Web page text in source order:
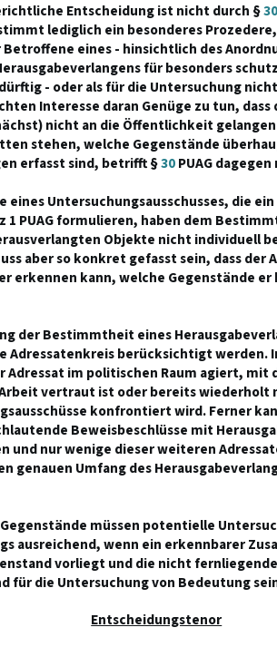
Entscheidung ist nicht durch §30
lediglich ein besonderes
eines - hinsichtlich des
für besonders
- oder als für die Untersuchung
Interesse daran Genüge zu tun,
nicht an die Öffentlichkeit
stehen, welche Gegenstände
erfasst sind, betrifft §30PUAG
eines Untersuchungsausschusses, die
1 PUAG formulieren, haben dem
Objekte nicht individuell
aber so konkret gefasst sein, dass der
erkennen kann, welche Gegenstände
der Bestimmtheit eines
Adressatenkreis berücksichtigt werden.
Adressat im politischen Raum agiert, mit
vertraut ist oder bereits wiederholt
konfrontiert wird. Ferner
Beweisbeschlüsse mit
und nur wenige dieser weiteren
genauen Umfang des
müssen potentielle
ausreichend, wenn ein erkennbarer
vorliegt und die nicht
für die Untersuchung von Bedeutung
Entscheidungstenor